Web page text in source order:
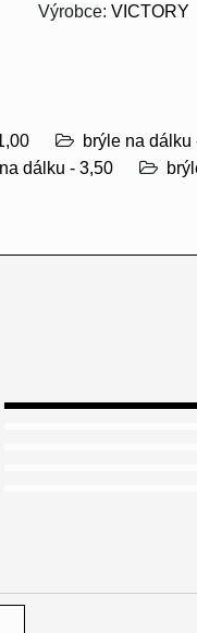
Výrobce: VICTORY
brýle na dálku
dálku - 3,50